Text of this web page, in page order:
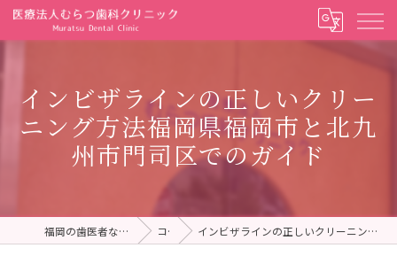
インビザラインの正しいクリー
ニング方法福岡県福岡市と北九
州市門司区でのガイド
福岡の歯医者ならむらつ歯科クリニック コラム インビザラインの正しいクリーニング方法福岡県福岡市と北九州市門司区でのガイド